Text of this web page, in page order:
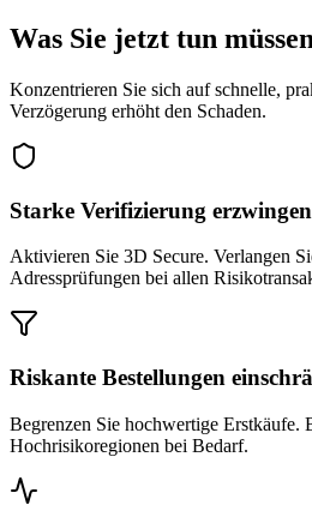
Was Sie jetzt tun müssen
Konzentrieren Sie sich auf schnelle,
Verzögerung erhöht den Schaden.
Starke Verifizierung erzwingen
Aktivieren Sie 3D Secure. Verlangen
Adressprüfungen bei allen
Riskante Bestellungen
Begrenzen Sie hochwertige Erstkäufe.
Hochrisikoregionen bei Bedarf.